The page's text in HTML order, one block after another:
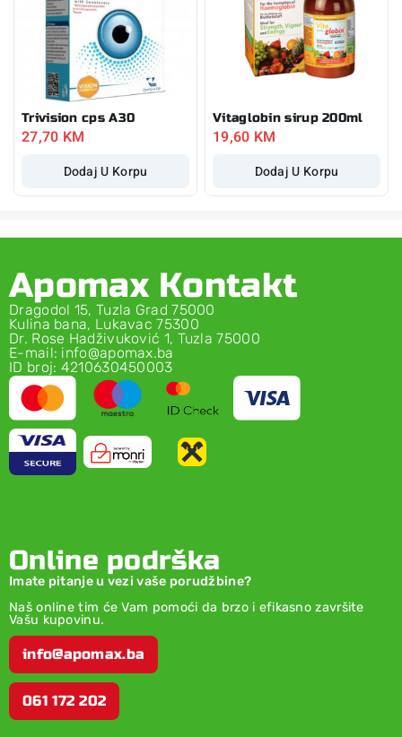
Trivision cps A30
27,70 KM
Dodaj U Korpu
Vitaglobin sirup 200ml
19,60 KM
Dodaj U Korpu
Apomax Kontakt
Dragodol 15, Tuzla Grad 75000
Kulina bana, Lukavac 75300
Dr. Rose Hadživuković 1, Tuzla 75000
E-mail: info@apomax.ba
ID broj: 4210630450003
Online podrška
Imate pitanje u vezi vaše porudžbine?
Naš online tim će Vam pomoći da brzo i efikasno završite
Vašu kupovinu.
info@apomax.ba
061 172 202